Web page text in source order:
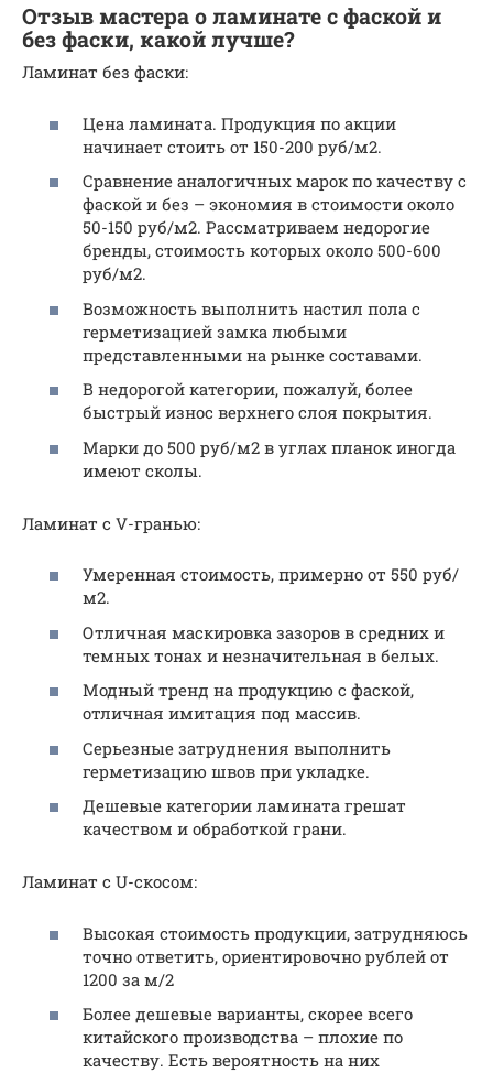
Отзыв мастера о ламинате с фаской и
без фаски, какой лучше?
Ламинат без фаски:
Цена ламината. Продукция по акции
начинает стоить от 150-200 руб/м2.
Сравнение аналогичных марок по качеству с
фаской и без – экономия в стоимости около
50-150 руб/м2. Рассматриваем недорогие
бренды, стоимость которых около 500-600
руб/м2.
Возможность выполнить настил пола с
герметизацией замка любыми
представленными на рынке составами.
В недорогой категории, пожалуй, более
быстрый износ верхнего слоя покрытия.
Марки до 500 руб/м2 в углах планок иногда
имеют сколы.
Ламинат с V-гранью:
Умеренная стоимость, примерно от 550 руб/
м2.
Отличная маскировка зазоров в средних и
темных тонах и незначительная в белых.
Модный тренд на продукцию с фаской,
отличная имитация под массив.
Серьезные затруднения выполнить
герметизацию швов при укладке.
Дешевые категории ламината грешат
качеством и обработкой грани.
Ламинат с U-скосом:
Высокая стоимость продукции, затрудняюсь
точно ответить, ориентировочно рублей от
1200 за м/2
Более дешевые варианты, скорее всего
китайского производства – плохие по
качеству. Есть вероятность на них